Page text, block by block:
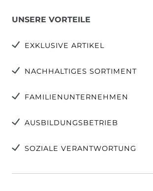
UNSERE VORTEILE
EXKLUSIVE ARTIKEL
NACHHALTIGES SORTIMENT
FAMILIENUNTERNEHMEN
AUSBILDUNGSBETRIEB
SOZIALE VERANTWORTUNG